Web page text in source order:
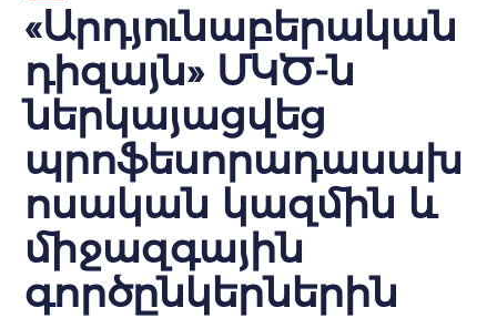
«Արդյունաբերական
դիզայն» ՄԿԾ-ն
ներկայացվեց
պրոֆեսորադասախ
ոսական կազմին և
միջազգային
գործընկերներին